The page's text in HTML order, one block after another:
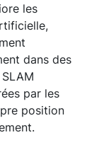
les
dans des
par les
position